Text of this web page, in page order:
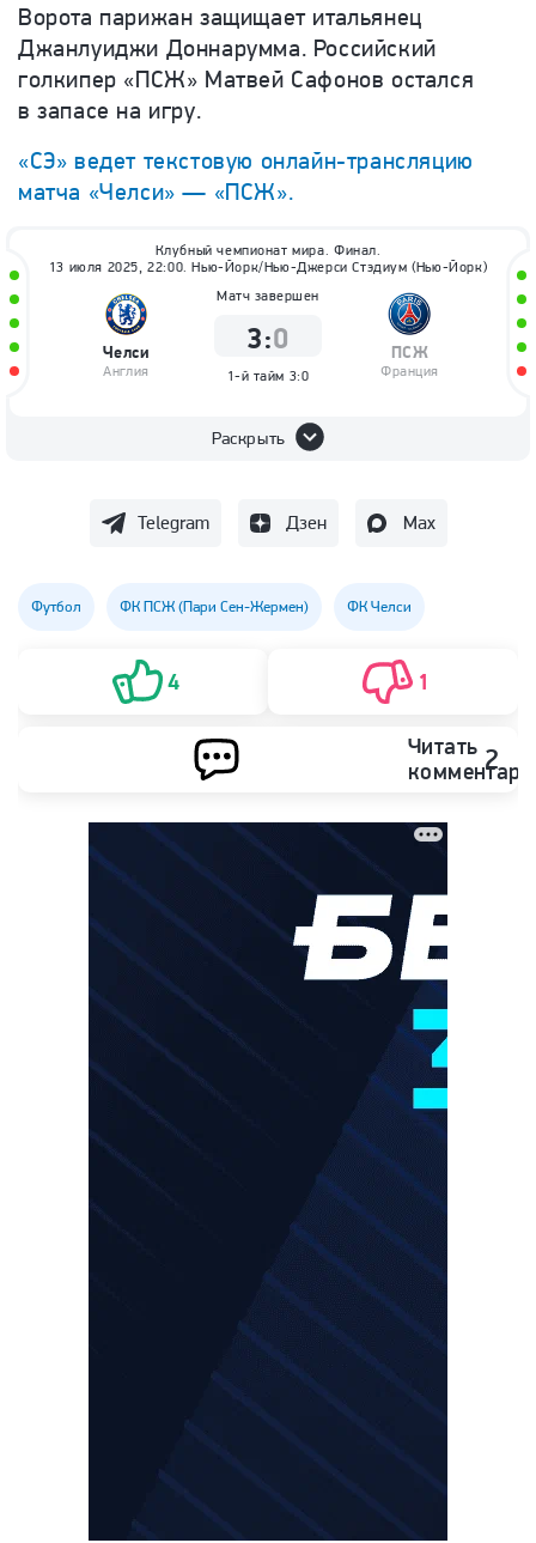
Ворота парижан защищает итальянец
Джанлуиджи Доннарумма. Российский
голкипер «ПСЖ» Матвей Сафонов остался
в запасе на игру.
«СЭ» ведет текстовую онлайн-трансляцию
матча «Челси» — «ПСЖ».
Клубный чемпионат мира. Финал.
13 июля 2025, 22:00. Нью-Йорк/Нью-Джерси Стэдиум (Нью-Йорк)
Челси
Англия
Матч завершен
3:0
1-й тайм 3:0
ПСЖ
Франция
Раскрыть
Telegram Дзен Max
Футбол ФК ПСЖ (Пари Сен-Жермен) ФК Челси
4 1
Читать 2